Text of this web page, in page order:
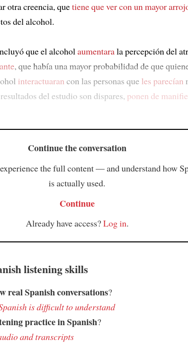
otra creencia, quetiene que ver conun mayor
del alcohol.
que el alcoholaumentarala percepción del
, que había una mayor probabilidad de que
interactuaran con las personas que les parecían
del estudio son dispares, ponen de
Continue the conversation
the full content — and understand how
is actually used.
Continue
Already have access?Log in.
listening skills
real Spanish conversations?
is difficult to understand
practice in Spanish?
and transcripts